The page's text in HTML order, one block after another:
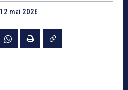
12 mai 2026